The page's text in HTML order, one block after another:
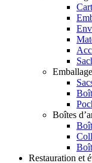
Boîtes
Restauration et